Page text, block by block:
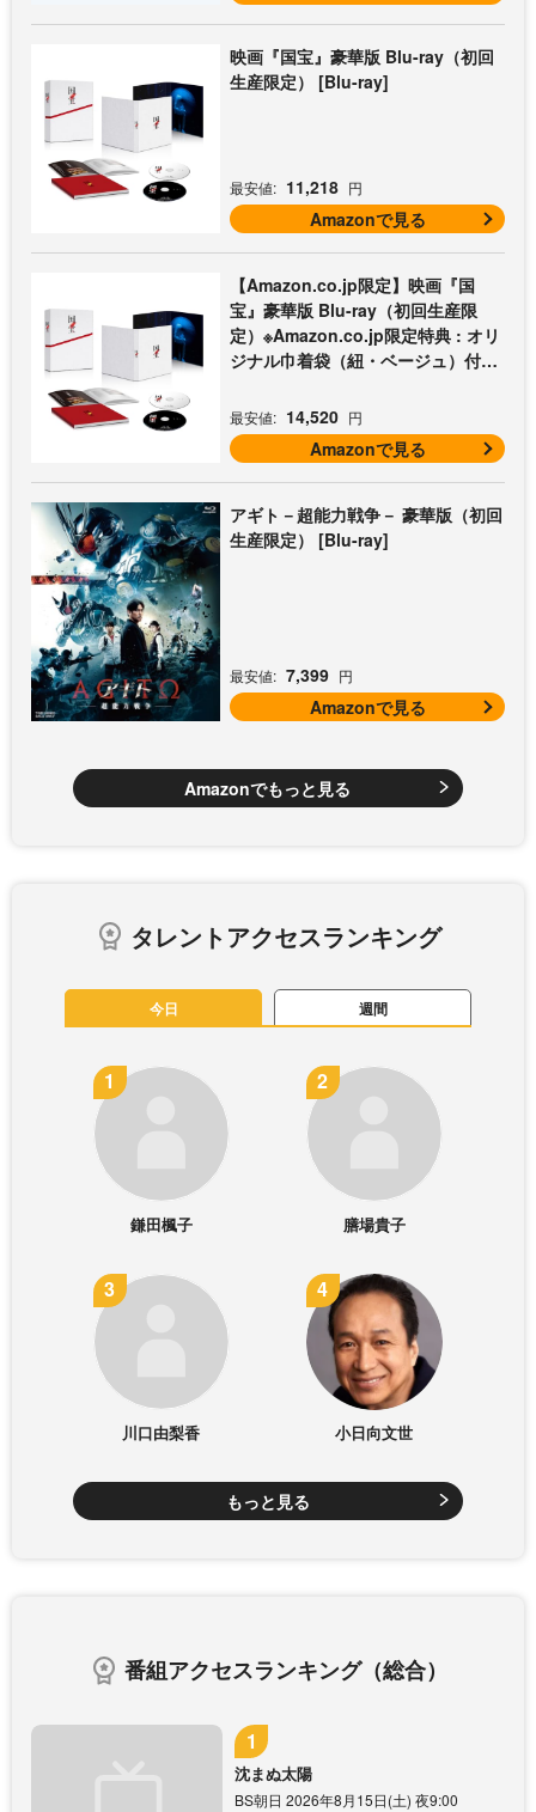
映画『国宝』豪華版 Blu-ray（初回
生産限定） [Blu-ray]
最安値: 11,218 円
Amazonで見る
【Amazon.co.jp限定】映画『国
宝』豪華版 Blu-ray（初回生産限
定）※Amazon.co.jp限定特典 : オリ
ジナル巾着袋（紐・ベージュ）付き
最安値: 14,520 円
Amazonで見る
アギト－超能力戦争－ 豪華版（初回
生産限定） [Blu-ray]
最安値: 7,399 円
Amazonで見る
Amazonでもっと見る
タレントアクセスランキング
今日 週間
鎌田楓子 膳場貴子
川口由梨香 小日向文世
もっと見る
番組アクセスランキング（総合）
沈まぬ太陽
BS朝日 2026年8月15日(土) 夜9:00